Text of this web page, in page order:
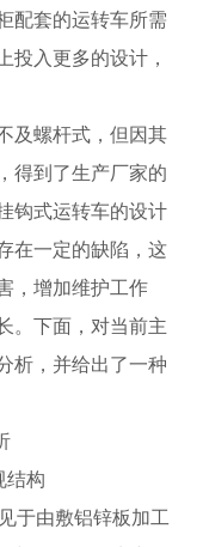
配套的运转车所需
投入更多的设计，
螺杆式，但因其
得到了生产厂家的
钩式运转车的设计
在一定的缺陷，这
，增加维护工作
。下面，对当前主
析，并给出了一种
构
由敷铝锌板加工